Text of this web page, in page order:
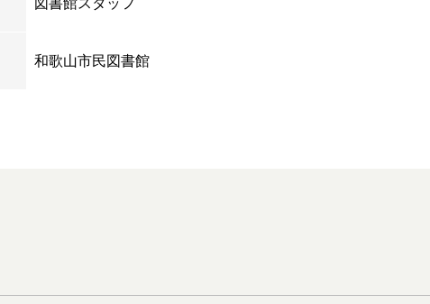
和歌山市民図書館